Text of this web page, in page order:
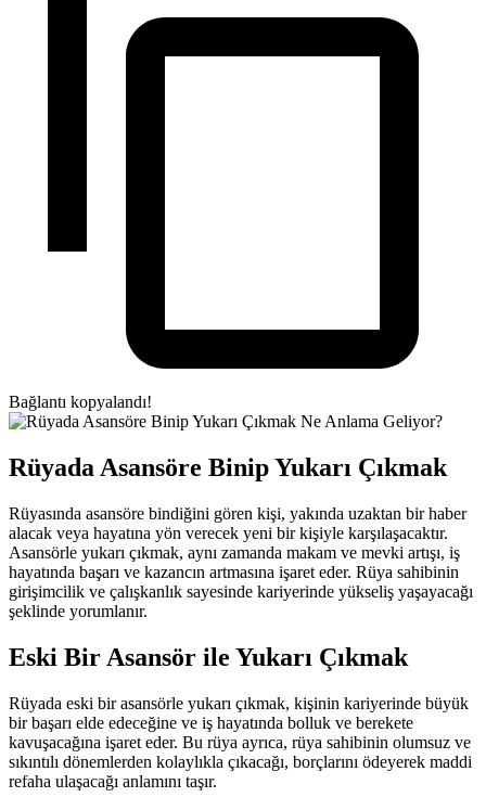
Bağlantı kopyalandı!
Rüyada Asansöre Binip Yukarı Çıkmak
Rüyasında asansöre bindiğini gören kişi, yakında uzaktan bir haber
alacak veya hayatına yön verecek yeni bir kişiyle karşılaşacaktır.
Asansörle yukarı çıkmak, aynı zamanda makam ve mevki artışı, iş
hayatında başarı ve kazancın artmasına işaret eder. Rüya sahibinin
girişimcilik ve çalışkanlık sayesinde kariyerinde yükseliş yaşayacağı
şeklinde yorumlanır.
Eski Bir Asansör ile Yukarı Çıkmak
Rüyada eski bir asansörle yukarı çıkmak, kişinin kariyerinde büyük
bir başarı elde edeceğine ve iş hayatında bolluk ve berekete
kavuşacağına işaret eder. Bu rüya ayrıca, rüya sahibinin olumsuz ve
sıkıntılı dönemlerden kolaylıkla çıkacağı, borçlarını ödeyerek maddi
refaha ulaşacağı anlamını taşır.